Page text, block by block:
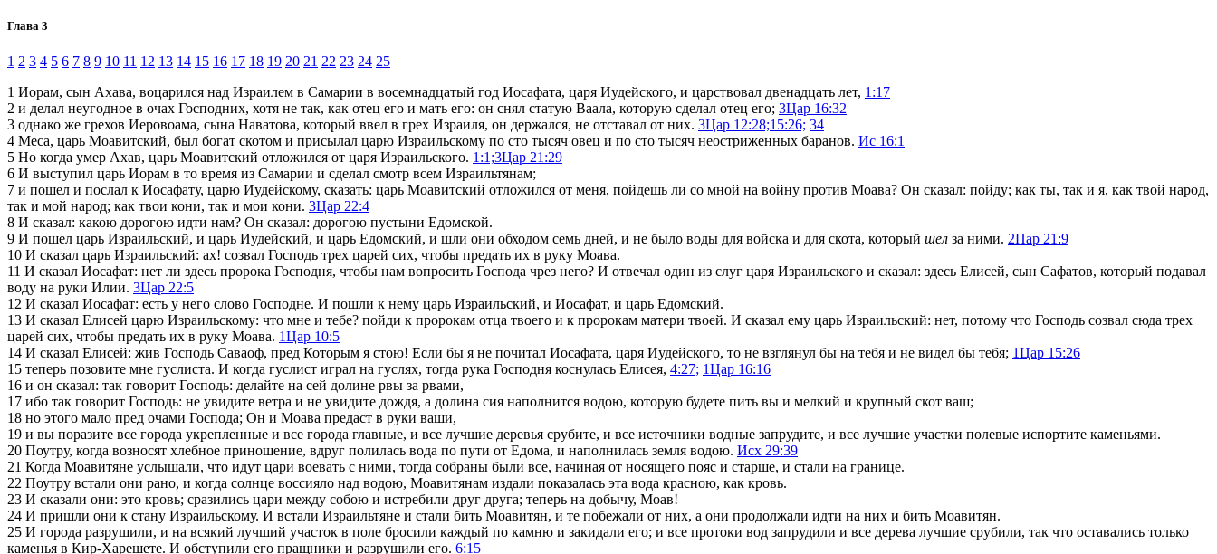
Глава 3
1 2 3 4 5 6 7 8 9 10 11 12 13 14 15 16 17 18 19 20 21 22 23 24 25
1 Иорам, сын Ахава, воцарился над Израилем в Самарии в восемнадцатый год Иосафата, царя Иудейского, и царствовал двенадцать лет, 1:17
2 и делал неугодное в очах Господних, хотя не так, как отец его и мать его: он снял статую Ваала, которую сделал отец его; 3Цар 16:32
3 однако же грехов Иеровоама, сына Наватова, который ввел в грех Израиля, он держался, не отставал от них. 3Цар 12:28;15:26; 34
4 Меса, царь Моавитский, был богат скотом и присылал царю Израильскому по сто тысяч овец и по сто тысяч неостриженных баранов. Ис 16:1
5 Но когда умер Ахав, царь Моавитский отложился от царя Израильского. 1:1;3Цар 21:29
6 И выступил царь Иорам в то время из Самарии и сделал смотр всем Израильтянам;
7 и пошел и послал к Иосафату, царю Иудейскому, сказать: царь Моавитский отложился от меня, пойдешь ли со мной на войну против Моава? Он сказал: пойду; как ты, так и я, как твой народ,
так и мой народ; как твои кони, так и мои кони. 3Цар 22:4
8 И сказал: какою дорогою идти нам? Он сказал: дорогою пустыни Едомской.
9 И пошел царь Израильский, и царь Иудейский, и царь Едомский, и шли они обходом семь дней, и не было воды для войска и для скота, который шел за ними. 2Пар 21:9
10 И сказал царь Израильский: ах! созвал Господь трех царей сих, чтобы предать их в руку Моава.
11 И сказал Иосафат: нет ли здесь пророка Господня, чтобы нам вопросить Господа чрез него? И отвечал один из слуг царя Израильского и сказал: здесь Елисей, сын Сафатов, который подавал
воду на руки Илии. 3Цар 22:5
12 И сказал Иосафат: есть у него слово Господне. И пошли к нему царь Израильский, и Иосафат, и царь Едомский.
13 И сказал Елисей царю Израильскому: что мне и тебе? пойди к пророкам отца твоего и к пророкам матери твоей. И сказал ему царь Израильский: нет, потому что Господь созвал сюда трех
царей сих, чтобы предать их в руку Моава. 1Цар 10:5
14 И сказал Елисей: жив Господь Саваоф, пред Которым я стою! Если бы я не почитал Иосафата, царя Иудейского, то не взглянул бы на тебя и не видел бы тебя; 1Цар 15:26
15 теперь позовите мне гуслиста. И когда гуслист играл на гуслях, тогда рука Господня коснулась Елисея, 4:27; 1Цар 16:16
16 и он сказал: так говорит Господь: делайте на сей долине рвы за рвами,
17 ибо так говорит Господь: не увидите ветра и не увидите дождя, а долина сия наполнится водою, которую будете пить вы и мелкий и крупный скот ваш;
18 но этого мало пред очами Господа; Он и Моава предаст в руки ваши,
19 и вы поразите все города укрепленные и все города главные, и все лучшие деревья срубите, и все источники водные запрудите, и все лучшие участки полевые испортите каменьями.
20 Поутру, когда возносят хлебное приношение, вдруг полилась вода по пути от Едома, и наполнилась земля водою. Исх 29:39
21 Когда Моавитяне услышали, что идут цари воевать с ними, тогда собраны были все, начиная от носящего пояс и старше, и стали на границе.
22 Поутру встали они рано, и когда солнце воссияло над водою, Моавитянам издали показалась эта вода красною, как кровь.
23 И сказали они: это кровь; сразились цари между собою и истребили друг друга; теперь на добычу, Моав!
24 И пришли они к стану Израильскому. И встали Израильтяне и стали бить Моавитян, и те побежали от них, а они продолжали идти на них и бить Моавитян.
25 И города разрушили, и на всякий лучший участок в поле бросили каждый по камню и закидали его; и все протоки вод запрудили и все дерева лучшие срубили, так что оставались только
каменья в Кир-Харешете. И обступили его пращники и разрушили его. 6:15